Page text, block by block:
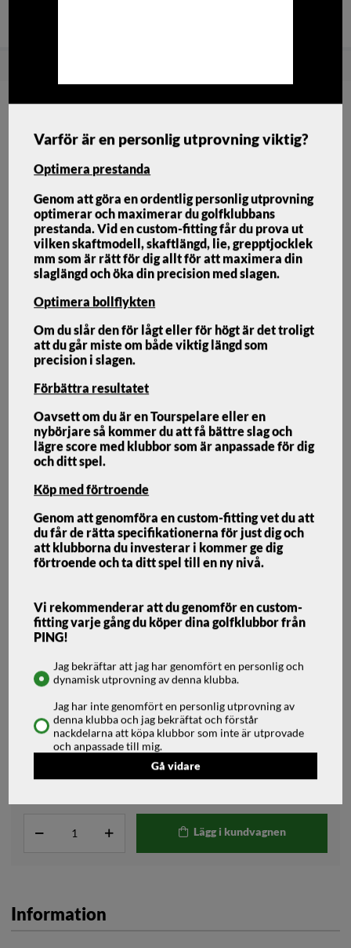
Ping G Le4 Hybrid
PING
PING G LE4 HYBRID
Lättspelade damhybrider i G Le4 serien.
3 599kr
3 299kr
Lägg i kundvagnen
Information
Varför är en personlig utprovning viktig?
Optimera prestanda
Genom att göra en ordentlig personlig utprovning
optimerar och maximerar du golfklubbans
prestanda. Vid en custom-fitting får du prova ut
vilken skaftmodell, skaftlängd, lie, grepptjocklek
mm som är rätt för dig allt för att maximera din
slaglängd och öka din precision med slagen.
Optimera bollflykten
Om du slår den för lågt eller för högt är det troligt
att du går miste om både viktig längd som
precision i slagen.
Förbättra resultatet
Oavsett om du är en Tourspelare eller en
nybörjare så kommer du att få bättre slag och
lägre score med klubbor som är anpassade för dig
och ditt spel.
Köp med förtroende
Genom att genomföra en custom-fitting vet du att
du får de rätta specifikationerna för just dig och
att klubborna du investerar i kommer ge dig
förtroende och ta ditt spel till en ny nivå.
Vi rekommenderar att du genomför en custom-
fitting varje gång du köper dina golfklubbor från
PING!
Jag bekräftar att jag har genomfört en personlig och
dynamisk utprovning av denna klubba.
Jag har inte genomfört en personlig utprovning av
denna klubba och jag bekräftat och förstår
nackdelarna att köpa klubbor som inte är utprovade
och anpassade till mig.
Gå vidare